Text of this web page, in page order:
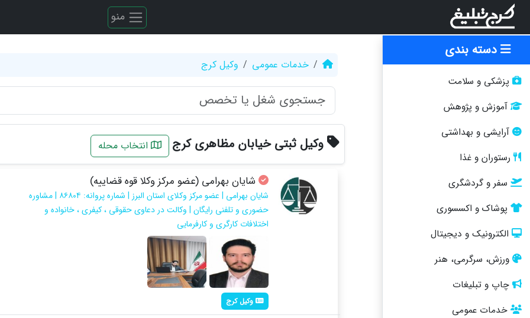
منو
دسته بندی
پزشکی و سلامت
آموزش و پژوهش
آرایشی و بهداشتی
رستوران و غذا
سفر و گردشگری
پوشاک و اکسسوری
الکترونیک و دیجیتال
ورزش، سرگرمی، هنر
چاپ و تبلیغات
خدمات عمومی
خدمات عمومی وکیل کرج
وکیل ثبتی خیابان مظاهری کرج انتخاب محله
شایان بهرامی (عضو مرکز وکلا قوه قضاییه)
شایان بهرامی | عضو مرکز وکلای استان البرز | شماره پروانه: ۸۶۸۰۴ | مشاوره
حضوری و تلفنی رایگان | وکالت در دعاوی حقوقی ، کیفری ، خانواده و
اختلافات کارگری و کارفرمایی
وکیل کرج